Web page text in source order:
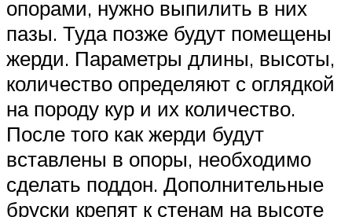
опорами, нужно выпилить в них
пазы. Туда позже будут помещены
жерди. Параметры длины, высоты,
количество определяют с оглядкой
на породу кур и их количество.
После того как жерди будут
вставлены в опоры, необходимо
сделать поддон. Дополнительные
бруски крепят к стенам на высоте